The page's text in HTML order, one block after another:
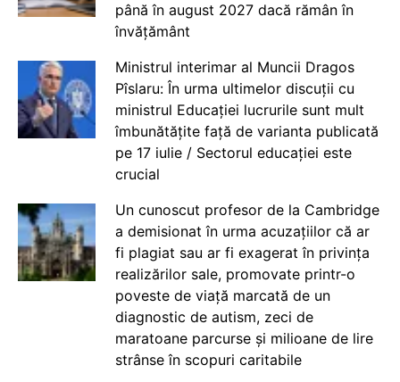
până în august 2027 dacă rămân în
învățământ
Ministrul interimar al Muncii Dragos
Pîslaru: În urma ultimelor discuții cu
ministrul Educației lucrurile sunt mult
îmbunătățite față de varianta publicată
pe 17 iulie / Sectorul educației este
crucial
Un cunoscut profesor de la Cambridge
a demisionat în urma acuzațiilor că ar
fi plagiat sau ar fi exagerat în privința
realizărilor sale, promovate printr-o
poveste de viață marcată de un
diagnostic de autism, zeci de
maratoane parcurse și milioane de lire
strânse în scopuri caritabile